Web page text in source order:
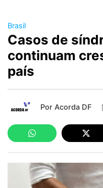
Brasil
Casos de
continuam
país
Por Acorda DF